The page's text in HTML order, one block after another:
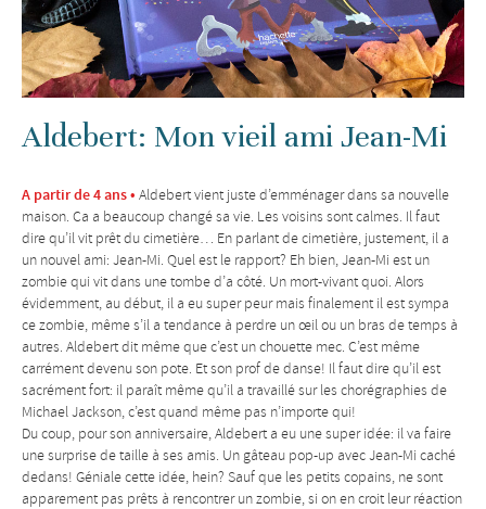
Aldebert: Mon vieil ami Jean-Mi
A partir de 4 ans • Aldebert vient juste d’emménager dans sa nouvelle
maison. Ca a beaucoup changé sa vie. Les voisins sont calmes. Il faut
dire qu’il vit prêt du cimetière… En parlant de cimetière, justement, il a
un nouvel ami: Jean-Mi. Quel est le rapport? Eh bien, Jean-Mi est un
zombie qui vit dans une tombe d’a côté. Un mort-vivant quoi. Alors
évidemment, au début, il a eu super peur mais finalement il est sympa
ce zombie, même s’il a tendance à perdre un œil ou un bras de temps à
autres. Aldebert dit même que c’est un chouette mec. C’est même
carrément devenu son pote. Et son prof de danse! Il faut dire qu’il est
sacrément fort: il paraît même qu’il a travaillé sur les chorégraphies de
Michael Jackson, c’est quand même pas n’importe qui!
Du coup, pour son anniversaire, Aldebert a eu une super idée: il va faire
une surprise de taille à ses amis. Un gâteau pop-up avec Jean-Mi caché
dedans! Géniale cette idée, hein? Sauf que les petits copains, ne sont
apparement pas prêts à rencontrer un zombie, si on en croit leur réaction